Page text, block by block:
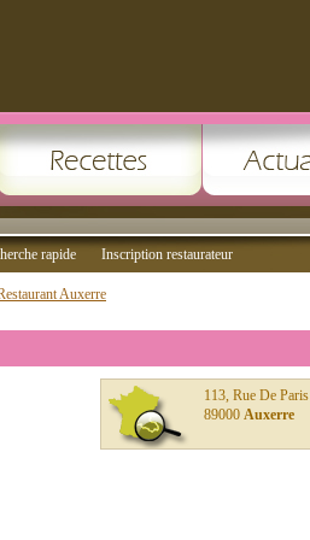
rapide Inscription restaurateur
Auxerre
113, Rue De Paris
89000 Auxerre